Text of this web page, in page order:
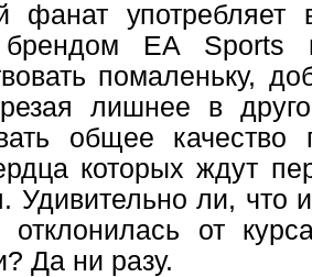
фанат
ЕА Sports
помаленьку,
лишнее в
общее
которых ждут
Удивительно ли, что
от
Да ни разу.